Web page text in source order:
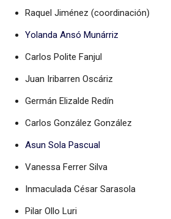
Raquel Jiménez (coordinación)
Yolanda Ansó Munárriz
Carlos Polite Fanjul
Juan Iribarren Oscáriz
Germán Elizalde Redín
Carlos González González
Asun Sola Pascual
Vanessa Ferrer Silva
Inmaculada César Sarasola
Pilar Ollo Luri